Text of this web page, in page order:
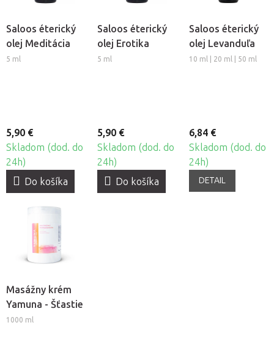
Saloos éterický
olej Meditácia
5 ml
5,90 €
Skladom (dod. do
24h)
Do košíka
Saloos éterický
olej Erotika
5 ml
5,90 €
Skladom (dod. do
24h)
Do košíka
Saloos éterický
olej Levanduľa
10 ml | 20 ml | 50 ml
6,84 €
Skladom (dod. do
24h)
DETAIL
Masážny krém
Yamuna - Šťastie
1000 ml